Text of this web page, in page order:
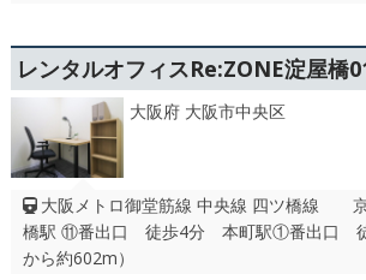
レンタルオフィスRe:ZONE淀屋橋
大阪府 大阪市中央区
大阪メトロ御堂筋線 中央線 四ツ橋線
橋駅 ⑪番出口 徒歩4分 本町駅①番出口 徒
から約602m）